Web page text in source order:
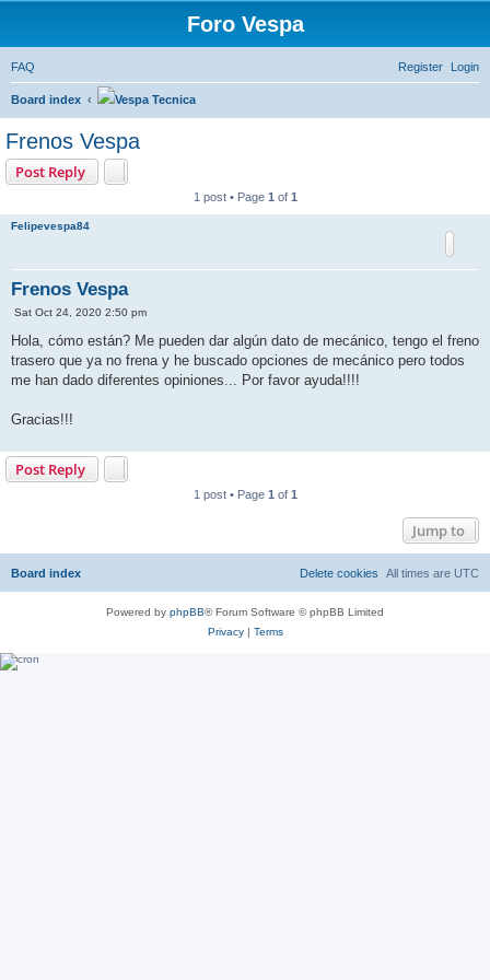
Foro Vespa
FAQ Login
Register
Board index Vespa Tecnica
Frenos Vespa
Post Reply
1 post • Page 1 of 1
Felipevespa84
Frenos Vespa
P
s
Sat Oct 24, 2020 2:50 pm
Hola, cómo están? Me pueden dar algún dato de mecánico, tengo el freno
trasero que ya no frena y he buscado opciones de mecánico pero todos
me han dado diferentes opiniones... Por favor ayuda!!!!
Gracias!!!
Post Reply
1 post • Page 1 of 1
Jump to
Board index All times are UTC
Delete cookies
Powered by phpBB® Forum Software © phpBB Limited
Privacy| Terms